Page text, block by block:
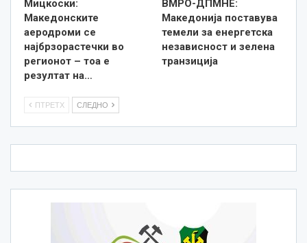
Мицкоски:
Македонските
аеродроми се
најбрзорастечки во
регионот – тоа е
резултат на…
ВМРО-ДПМНЕ:
Македонија поставува
темели за енергетска
независност и зелена
транзиција
ПТРЕТХ СЛЕДНО